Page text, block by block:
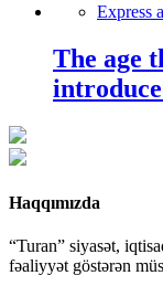
Express
The age
Haqqımızda
“Turan” siyasət,
fəaliyyət göstərən